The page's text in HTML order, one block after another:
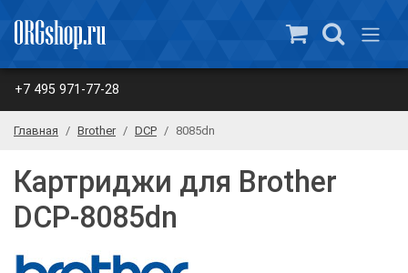
+7 495 971-77-28
Главная Brother DCP 8085dn
Картриджи для Brother
DCP-8085dn